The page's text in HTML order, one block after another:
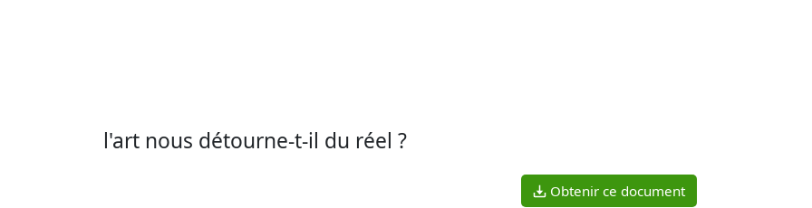
l'art nous détourne-t-il du réel ?
Obtenir ce document